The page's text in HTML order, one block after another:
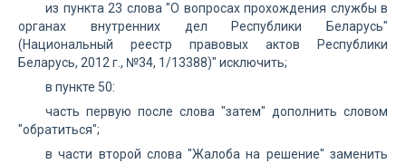
из пункта 23 слова "О вопросах прохождения службы в
органах внутренних дел Республики Беларусь"
(Национальный реестр правовых актов Республики
Беларусь, 2012 г., №34, 1/13388)" исключить;
в пункте 50:
часть первую после слова "затем" дополнить словом
"обратиться";
в части второй слова "Жалоба на решение" заменить